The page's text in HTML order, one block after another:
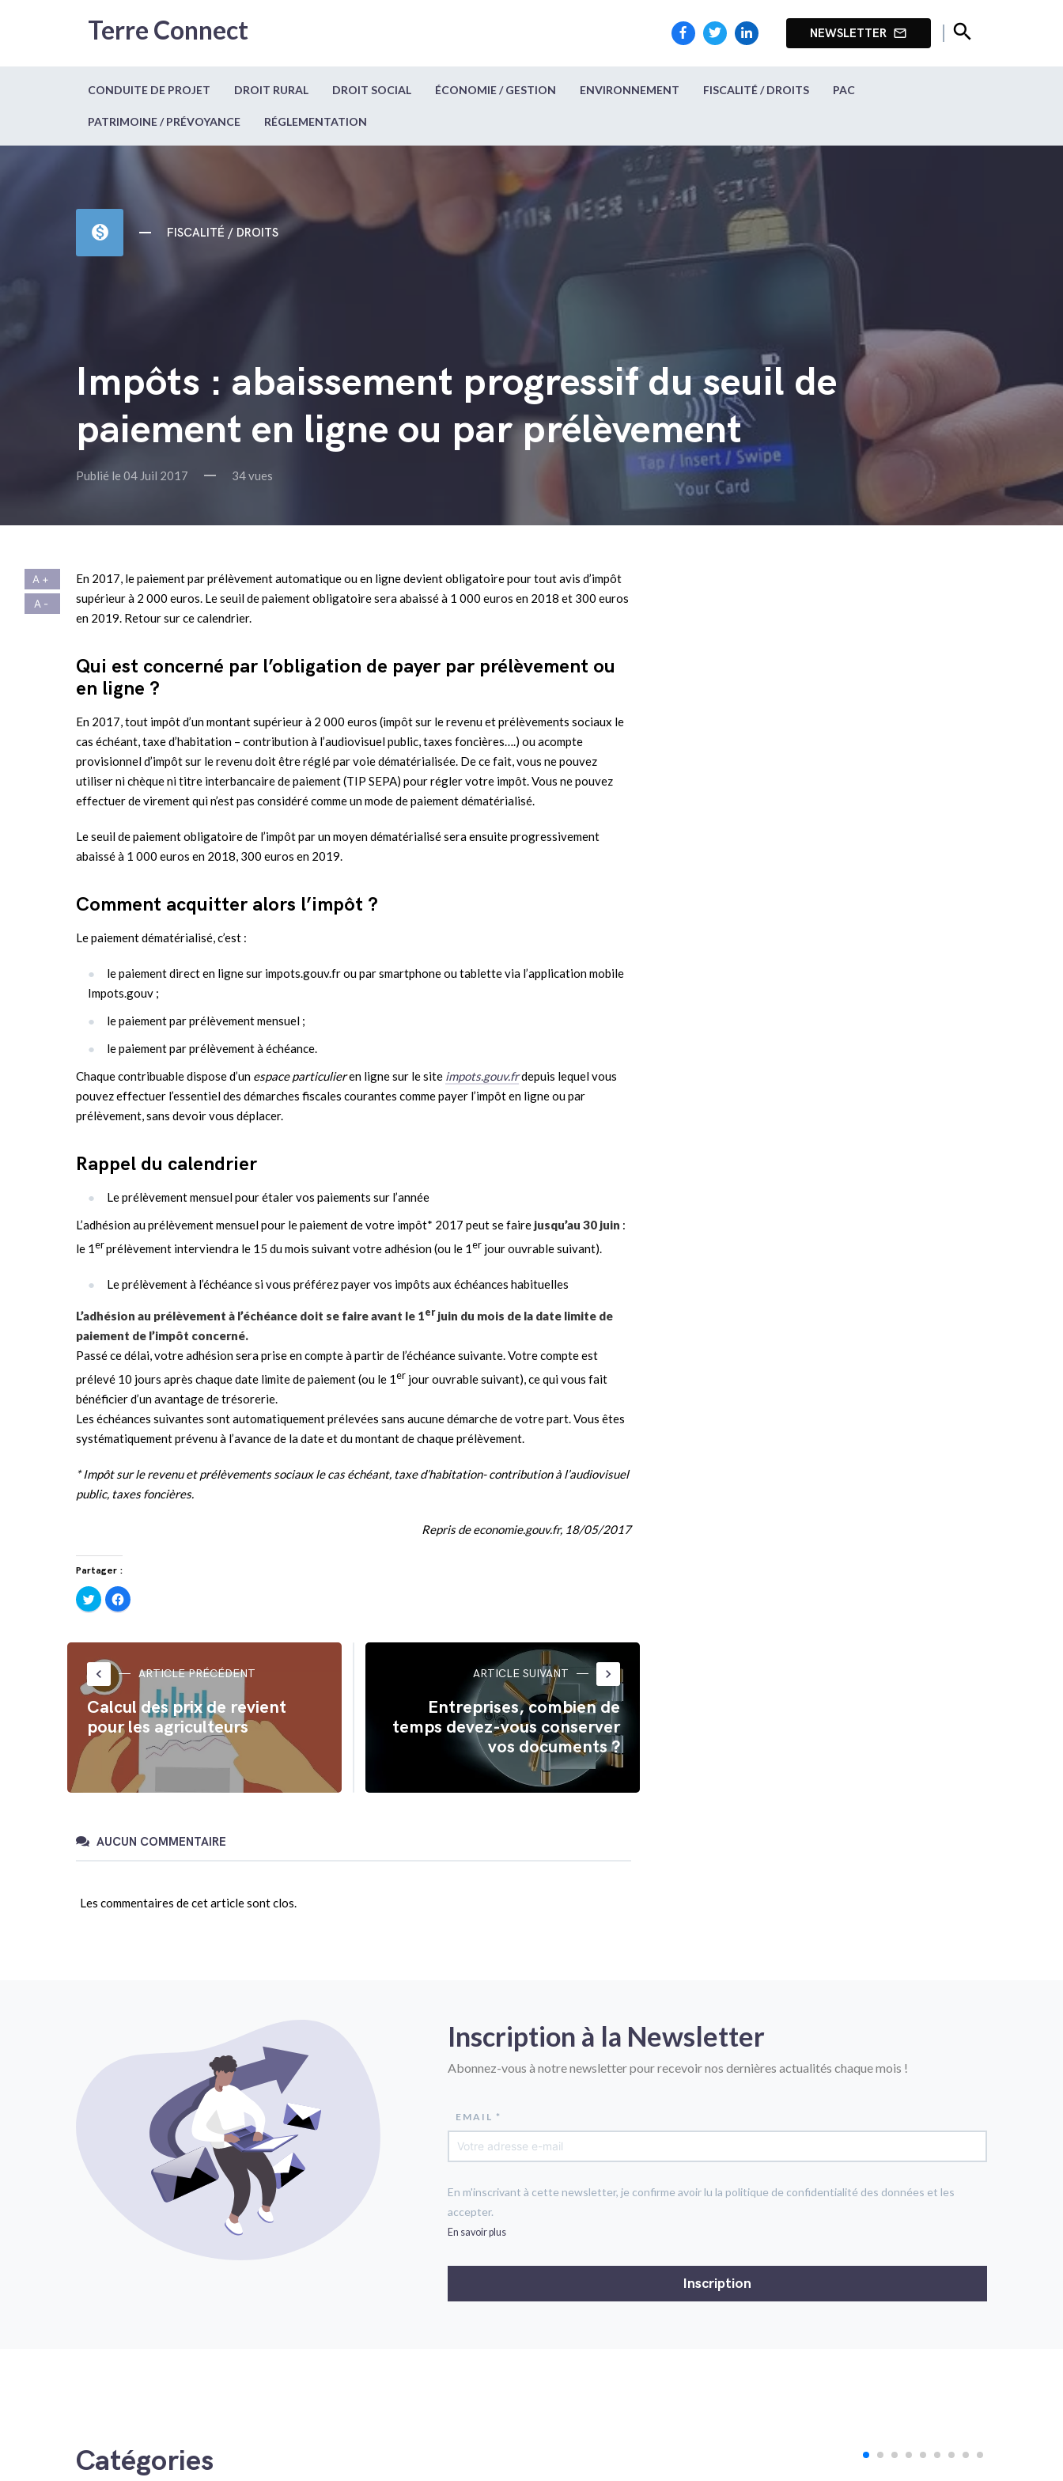
Terre Connect NEWSLETTER mail_outline search
CONDUITE DE PROJET DROIT RURAL DROIT SOCIAL ÉCONOMIE / GESTION ENVIRONNEMENT FISCALITÉ / DROITS PAC
PATRIMOINE / PRÉVOYANCE RÉGLEMENTATION
monetization_on FISCALITÉ / DROITS
Impôts : abaissement progressif du seuil de
paiement en ligne ou par prélèvement
Publié le 04 Juil 2017 34 vues
En 2017, le paiement par prélèvement automatique ou en ligne devient obligatoire pour tout avis d’impôt
supérieur à 2 000 euros. Le seuil de paiement obligatoire sera abaissé à 1 000 euros en 2018 et 300 euros
en 2019. Retour sur ce calendrier.
Qui est concerné par l’obligation de payer par prélèvement ou
en ligne ?
En 2017, tout impôt d’un montant supérieur à 2 000 euros (impôt sur le revenu et prélèvements sociaux le
cas échéant, taxe d’habitation – contribution à l’audiovisuel public, taxes foncières….) ou acompte
provisionnel d’impôt sur le revenu doit être réglé par voie dématérialisée. De ce fait, vous ne pouvez
utiliser ni chèque ni titre interbancaire de paiement (TIP SEPA) pour régler votre impôt. Vous ne pouvez
effectuer de virement qui n’est pas considéré comme un mode de paiement dématérialisé.
Le seuil de paiement obligatoire de l’impôt par un moyen dématérialisé sera ensuite progressivement
abaissé à 1 000 euros en 2018, 300 euros en 2019.
Comment acquitter alors l’impôt ?
Le paiement dématérialisé, c’est :
le paiement direct en ligne sur impots.gouv.fr ou par smartphone ou tablette via l’application mobile
Impots.gouv ;
le paiement par prélèvement mensuel ;
le paiement par prélèvement à échéance.
Chaque contribuable dispose d’un espace particulieren ligne sur le site impots.gouv.frdepuis lequel vous
pouvez effectuer l’essentiel des démarches fiscales courantes comme payer l’impôt en ligne ou par
prélèvement, sans devoir vous déplacer.
Rappel du calendrier
Le prélèvement mensuel pour étaler vos paiements sur l’année
L’adhésion au prélèvement mensuel pour le paiement de votre impôt* 2017 peut se faire jusqu’au 30 juin :
le 1erprélèvement interviendra le 15 du mois suivant votre adhésion (ou le 1er jour ouvrable suivant).
Le prélèvement à l’échéance si vous préférez payer vos impôts aux échéances habituelles
L’adhésion au prélèvement à l’échéance doit se faire avant le 1erjuin du mois de la date limite de
paiement de l’impôt concerné.
Passé ce délai, votre adhésion sera prise en compte à partir de l’échéance suivante. Votre compte est
prélevé 10 jours après chaque date limite de paiement (ou le 1er jour ouvrable suivant), ce qui vous fait
bénéficier d’un avantage de trésorerie.
Les échéances suivantes sont automatiquement prélevées sans aucune démarche de votre part. Vous êtes
systématiquement prévenu à l’avance de la date et du montant de chaque prélèvement.
* Impôt sur le revenu et prélèvements sociaux le cas échéant, taxe d’habitation- contribution à l’audiovisuel
public, taxes foncières.
Repris de economie.gouv.fr, 18/05/2017
Partager :
Cliquez
pour
partager
dans
nouvelle
fenêtre)
Cliquez
pour
partager
dans
fenêtre)
keyboard_arrow_left ARTICLE PRÉCÉDENT
Calcul des prix de revient
pour les agriculteurs
ARTICLE SUIVANT keyboard_arrow_right
Entreprises, combien de
temps devez-vous conserver
vos documents ?
AUCUN COMMENTAIRE
Les commentaires de cet article sont clos.
Inscription à la Newsletter
Abonnez-vous à notre newsletter pour recevoir nos dernières actualités chaque mois !
EMAIL *
En m'inscrivant à cette newsletter, je confirme avoir lu la politique de confidentialité des données et les
accepter.
En savoir plus
Catégories